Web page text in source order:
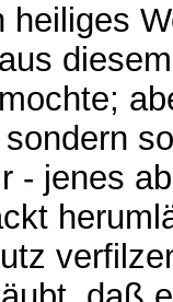
heiliges
- jenes